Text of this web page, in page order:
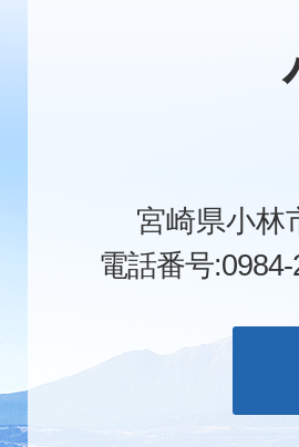
宮崎県小林
電話番号